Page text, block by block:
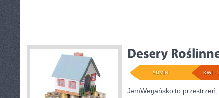
KWI -
ADMIN
JemWegańsko to przestrzeń,